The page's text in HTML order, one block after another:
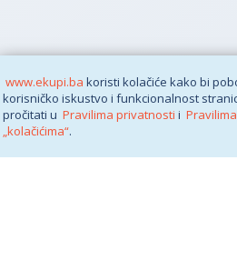
www.ekupi.ba koristi kolačiće kako bi
korisničko iskustvo i funkcionalnost
pročitati u Pravilima privatnosti i
„kolačićima“.